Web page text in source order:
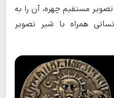
تصویر مستقیم چهره، آن را به
همراه با شیر تصویر